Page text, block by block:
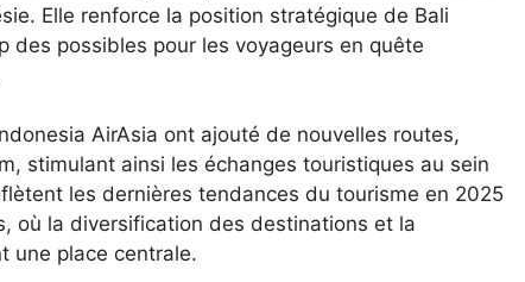
Elle renforce la position stratégique de Bali
des possibles pour les voyageurs en quête
AirAsia ont ajouté de nouvelles routes,
stimulant ainsi les échanges touristiques au sein
les dernières tendances du tourisme en 2025
où la diversification des destinations et la
une place centrale.